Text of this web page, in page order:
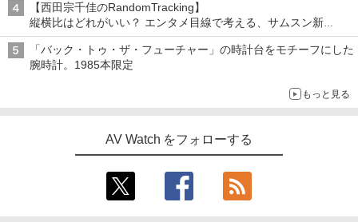
【西田宗千佳のRandomTracking】
縦横比はどれがいい？ エンタメ目線で考える、サムスン新
「Galaxy Z Fold」
「バック・トゥ・ザ・フューチャー」の時計台をモチーフにした
腕時計。1985本限定
もっと見る
AV Watch をフォローする